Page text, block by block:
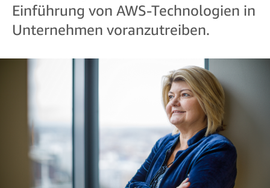
Einführung von AWS-Technologien in
Unternehmen voranzutreiben.